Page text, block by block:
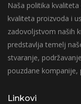
Naša politika
kvaliteta proizvoda i
zadovoljstvom naših
predstavlja temelj
stvaranje,
pouzdane
Linkovi